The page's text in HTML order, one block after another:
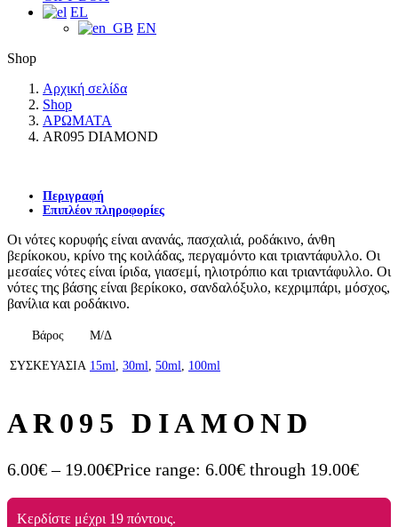
EL
EN
Shop
Αρχική σελίδα
Shop
ΑΡΩΜΑΤΑ
AR095 DIAMOND
Περιγραφή
Επιπλέον πληροφορίες
Οι νότες κορυφής είναι ανανάς, πασχαλιά, ροδάκινο, άνθη
βερίκοκου, κρίνο της κοιλάδας, περγαμόντο και τριαντάφυλλο. Οι
μεσαίες νότες είναι ίριδα, γιασεμί, ηλιοτρόπιο και τριαντάφυλλο. Οι
νότες της βάσης είναι βερίκοκο, σανδαλόξυλο, κεχριμπάρι, μόσχος,
βανίλια και ροδάκινο.
Βάρος Μ/Δ
ΣΥΣΚΕΥΑΣΙΑ 15ml, 30ml, 50ml, 100ml
AR095 DIAMOND
6.00€ – 19.00€Price range: 6.00€ through 19.00€
Κερδίστε μέχρι 19 πόντους.